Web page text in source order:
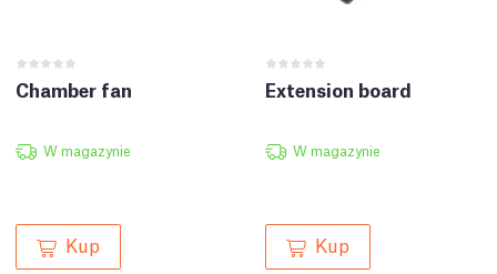
Chamber fan
W magazynie
Kup
Extension board
W magazynie
Kup